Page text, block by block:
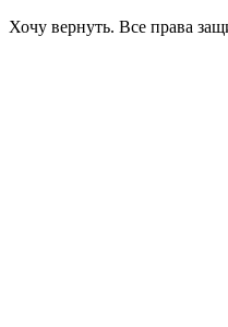
Хочу вернуть. Все права